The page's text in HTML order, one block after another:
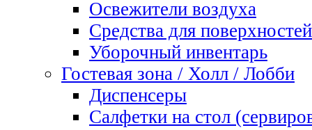
Освежители воздуха
Средства для поверхностей
Уборочный инвентарь
Гостевая зона / Холл / Лобби
Диспенсеры
Салфетки на стол